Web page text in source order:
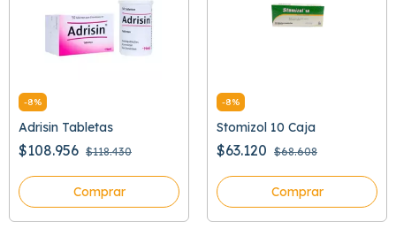
-8%
Adrisin Tabletas
$108.956 $118.430
Comprar
-8%
Stomizol 10 Caja
$63.120 $68.608
Comprar